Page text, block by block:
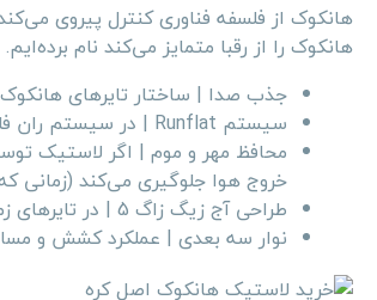
هانکوک از فلسفه فناوری کنترل پیروی
هانکوک را از رقبا متمایز می‌کند نام برده‌ایم.
جذب صدا | ساختار تایرهای
سیستم Runflat | در سیستم ران فلت، دیواره‌های جانبی تایر تقویت شده است تا در صورت افت فشار شکل تایر حفظ شود.
محافظ مهر و موم | اگر لاستیک
خروج هوا جلوگیری می‌کند (زمانی که سوراخ
طراحی آج زیگ زاگ 5 | در تایرهای زمستانی، این طرح آج چسبندگی عالی را فراهم می‌کند.
نوار سه بعدی | عملکرد کشش و